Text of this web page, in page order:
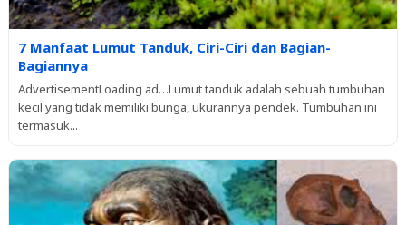
7 Manfaat Lumut Tanduk, Ciri-Ciri dan Bagian-
Bagiannya
AdvertisementLoading ad…Lumut tanduk adalah sebuah tumbuhan
kecil yang tidak memiliki bunga, ukurannya pendek. Tumbuhan ini
termasuk...